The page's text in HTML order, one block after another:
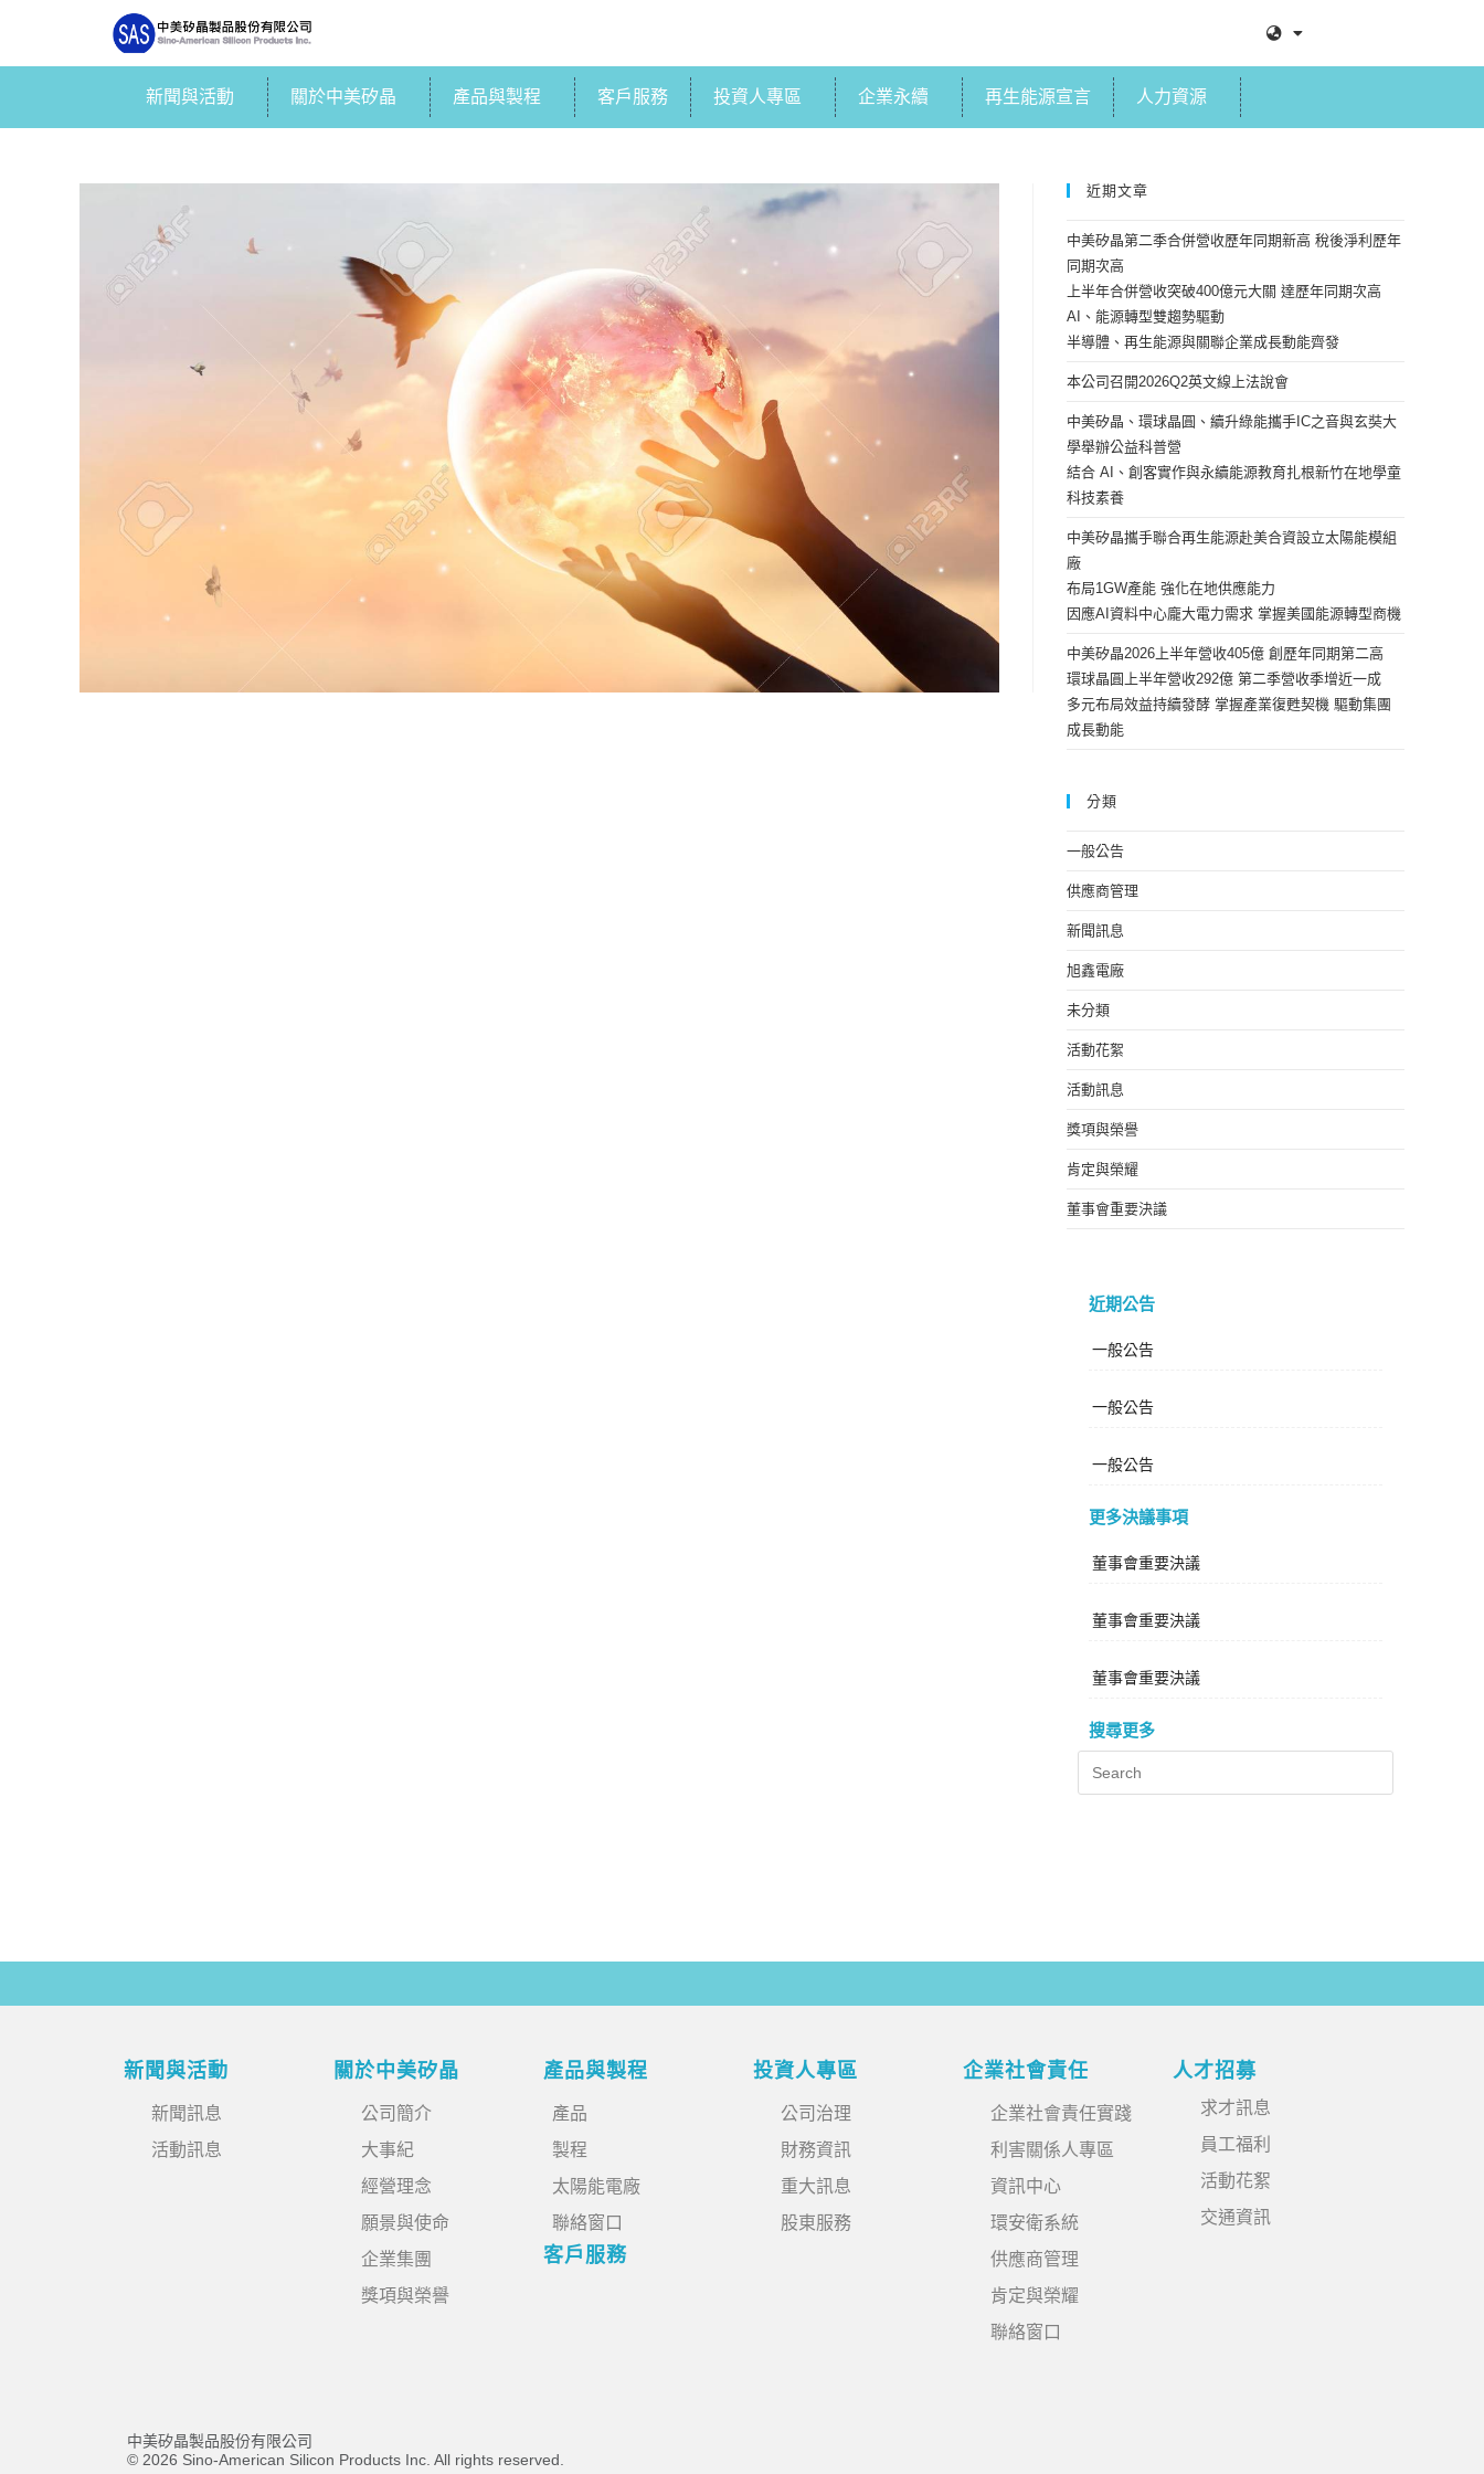
新聞與活動 關於中美矽晶 產品與製程 客戶服務 投資人專區 企業永續 再生能源宣言 人力資源
近期文章
中美矽晶第二季合併營收歷年同期新高 稅後淨利歷年
同期次高
上半年合併營收突破400億元大關 達歷年同期次高
AI、能源轉型雙趨勢驅動
半導體、再生能源與關聯企業成長動能齊發
本公司召開2026Q2英文線上法說會
中美矽晶、環球晶圓、續升綠能攜手IC之音與玄奘大
學舉辦公益科普營
結合 AI、創客實作與永續能源教育扎根新竹在地學童
科技素養
中美矽晶攜手聯合再生能源赴美合資設立太陽能模組
廠
布局1GW產能 強化在地供應能力
因應AI資料中心龐大電力需求 掌握美國能源轉型商機
中美矽晶2026上半年營收405億 創歷年同期第二高
環球晶圓上半年營收292億 第二季營收季增近一成
多元布局效益持續發酵 掌握產業復甦契機 驅動集團
成長動能
分類
一般公告
供應商管理
新聞訊息
旭鑫電廠
未分類
活動花絮
活動訊息
獎項與榮譽
肯定與榮耀
董事會重要決議
近期公告
一般公告
一般公告
一般公告
更多決議事項
董事會重要決議
董事會重要決議
董事會重要決議
搜尋更多
新聞與活動
新聞訊息
活動訊息
關於中美矽晶
公司簡介
大事紀
經營理念
願景與使命
企業集團
獎項與榮譽
產品與製程
產品
製程
太陽能電廠
聯絡窗口
客戶服務
投資人專區
公司治理
財務資訊
重大訊息
股東服務
企業社會責任
企業社會責任實踐
利害關係人專區
資訊中心
環安衛系統
供應商管理
肯定與榮耀
聯絡窗口
人才招募
求才訊息
員工福利
活動花絮
交通資訊
中美矽晶製品股份有限公司
© 2026 Sino-American Silicon Products Inc. All rights reserved.